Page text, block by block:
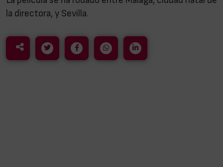
la directora, y Sevilla.